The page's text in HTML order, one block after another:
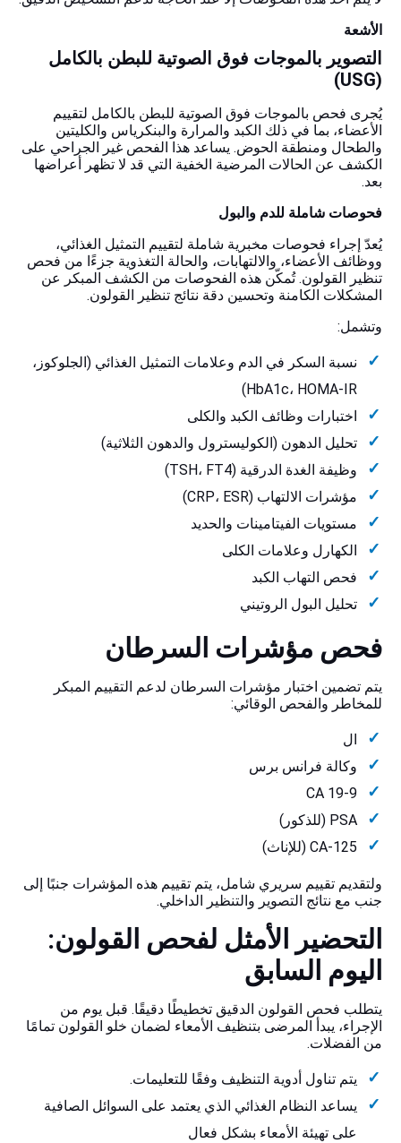
الأشعة
التصوير بالموجات فوق الصوتية للبطن بالكامل
(USG)
يُجرى فحص بالموجات فوق الصوتية للبطن بالكامل لتقييم
الأعضاء، بما في ذلك الكبد والمرارة والبنكرياس والكليتين
والطحال ومنطقة الحوض. يساعد هذا الفحص غير الجراحي على
الكشف عن الحالات المرضية الخفية التي قد لا تظهر أعراضها
بعد.
فحوصات شاملة للدم والبول
يُعدّ إجراء فحوصات مخبرية شاملة لتقييم التمثيل الغذائي،
ووظائف الأعضاء، والالتهابات، والحالة التغذوية جزءًا من فحص
تنظير القولون. تُمكّن هذه الفحوصات من الكشف المبكر عن
المشكلات الكامنة وتحسين دقة نتائج تنظير القولون.
وتشمل:
نسبة السكر في الدم وعلامات التمثيل الغذائي (الجلوكوز،
HbA1c، HOMA-IR)
اختبارات وظائف الكبد والكلى
تحليل الدهون (الكوليسترول والدهون الثلاثية)
وظيفة الغدة الدرقية (TSH، FT4)
مؤشرات الالتهاب (CRP، ESR)
مستويات الفيتامينات والحديد
الكهارل وعلامات الكلى
فحص التهاب الكبد
تحليل البول الروتيني
فحص مؤشرات السرطان
يتم تضمين اختبار مؤشرات السرطان لدعم التقييم المبكر
للمخاطر والفحص الوقائي:
ال
وكالة فرانس برس
CA 19-9
PSA (للذكور)
CA-125 (للإناث)
ولتقديم تقييم سريري شامل، يتم تقييم هذه المؤشرات جنبًا إلى
جنب مع نتائج التصوير والتنظير الداخلي.
التحضير الأمثل لفحص القولون:
اليوم السابق
يتطلب فحص القولون الدقيق تخطيطًا دقيقًا. قبل يوم من
الإجراء، يبدأ المرضى بتنظيف الأمعاء لضمان خلو القولون تمامًا
من الفضلات.
يتم تناول أدوية التنظيف وفقًا للتعليمات.
يساعد النظام الغذائي الذي يعتمد على السوائل الصافية
على تهيئة الأمعاء بشكل فعال